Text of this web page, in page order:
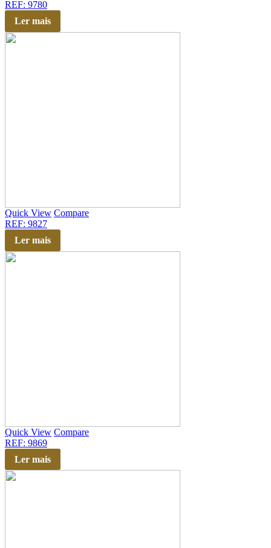
REF: 9780
Ler mais
Quick View Compare
REF: 9827
Ler mais
Quick View Compare
REF: 9869
Ler mais